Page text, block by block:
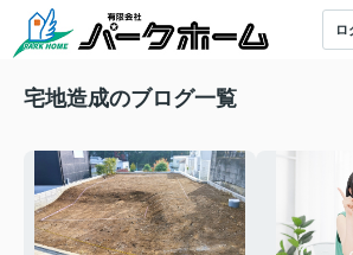
ロ
宅地造成のブログ一覧